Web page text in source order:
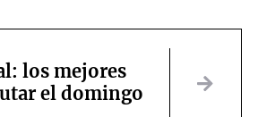
los mejores
el domingo